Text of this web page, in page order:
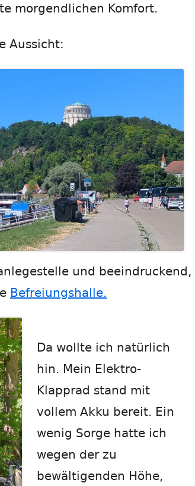
morgendlichen Komfort.
Aussicht:
und beeindruckend,
Befreiungshalle.
Da wollte ich natürlich
hin. Mein Elektro-
Klapprad stand mit
vollem Akku bereit. Ein
wenig Sorge hatte ich
wegen der zu
bewältigenden Höhe,